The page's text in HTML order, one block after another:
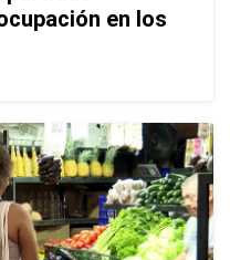
en los